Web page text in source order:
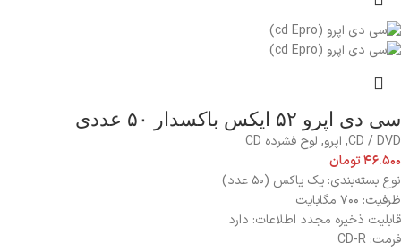
سی دی اپرو ۵۲ ایکس باکسدار ۵۰ عددی
CD / DVD
, اپرو, لوح فشرده CD
۴۶.۵۰۰تومان
نوع بسته‌بندی: یک یاکس (۵۰ عدد)
ظرفیت: ۷۰۰ مگابایت
قابلیت ذخیره مجدد اطلاعات: دارد
فرمت: CD-R